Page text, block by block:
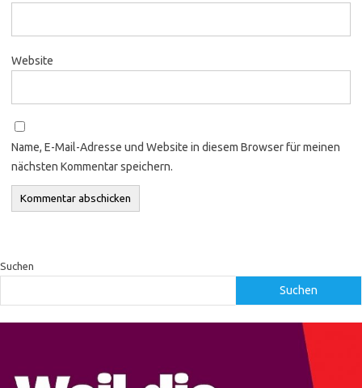
Website
Name, E-Mail-Adresse und Website in diesem Browser für meinen
nächsten Kommentar speichern.
Suchen
Suchen